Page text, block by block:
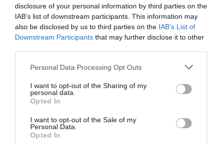
disclosure of your personal information by third parties on the
IAB’s list of downstream participants. This information may
also be disclosed by us to third parties on the IAB’s List of
Downstream Participants that may further disclose it to other
Please note that this website/app uses one or more Google
not limited to your visit or usage behaviour. You may click to
grant or deny consent to Google and its third-party tags to
use your data for below specified purposes in below Google
consent section.
Personal Data Processing Opt Outs
I want to opt-out of the Sharing of my
personal data.
Opted In
I want to opt-out of the Sale of my
Personal Data.
Opted In